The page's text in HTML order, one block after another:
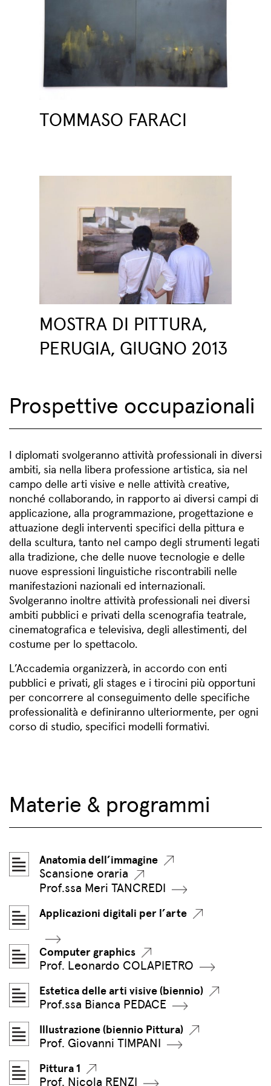
TOMMASO FARACI
MOSTRA DI PITTURA,
PERUGIA, GIUGNO 2013
Prospettive occupazionali
I diplomati svolgeranno attività professionali in diversi
ambiti, sia nella libera professione artistica, sia nel
campo delle arti visive e nelle attività creative,
nonché collaborando, in rapporto ai diversi campi di
applicazione, alla programmazione, progettazione e
attuazione degli interventi specifici della pittura e
della scultura, tanto nel campo degli strumenti legati
alla tradizione, che delle nuove tecnologie e delle
nuove espressioni linguistiche riscontrabili nelle
manifestazioni nazionali ed internazionali.
Svolgeranno inoltre attività professionali nei diversi
ambiti pubblici e privati della scenografia teatrale,
cinematografica e televisiva, degli allestimenti, del
costume per lo spettacolo.
L’Accademia organizzerà, in accordo con enti
pubblici e privati, gli stages e i tirocini più opportuni
per concorrere al conseguimento delle specifiche
professionalità e definiranno ulteriormente, per ogni
corso di studio, specifici modelli formativi.
Materie & programmi
Anatomia dell’immagine
Scansione oraria
Prof.ssa Meri TANCREDI
Applicazioni digitali per l’arte
Computer graphics
Prof. Leonardo COLAPIETRO
Estetica delle arti visive (biennio)
Prof.ssa Bianca PEDACE
Illustrazione (biennio Pittura)
Prof. Giovanni TIMPANI
Pittura 1
Prof. Nicola RENZI